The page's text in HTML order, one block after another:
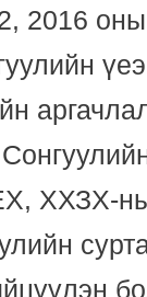
2016
ХХЗХ-